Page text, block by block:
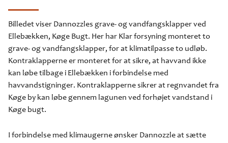
Billedet viser Dannozzles grave- og vandfangsklapper ved
Ellebækken, Køge Bugt. Her har Klar forsyning monteret to
grave- og vandfangsklapper, for at klimatilpasse to udløb.
Kontraklapperne er monteret for at sikre, at havvand ikke
kan løbe tilbage i Ellebækken i forbindelse med
havvandstigninger. Kontraklapperne sikrer at regnvandet fra
Køge by kan løbe gennem lagunen ved forhøjet vandstand i
Køge bugt.
I forbindelse med klimaugerne ønsker Dannozzle at sætte